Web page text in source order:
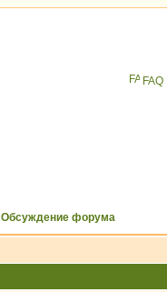
FAQ
Обсуждение форума